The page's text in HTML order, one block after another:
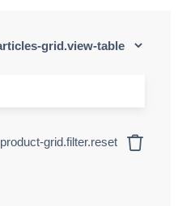
product-grid.filter.reset